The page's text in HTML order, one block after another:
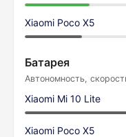
Xiaomi Poco X5
Батарея
Автономность,
Xiaomi Mi 10 Lite
Xiaomi Poco X5